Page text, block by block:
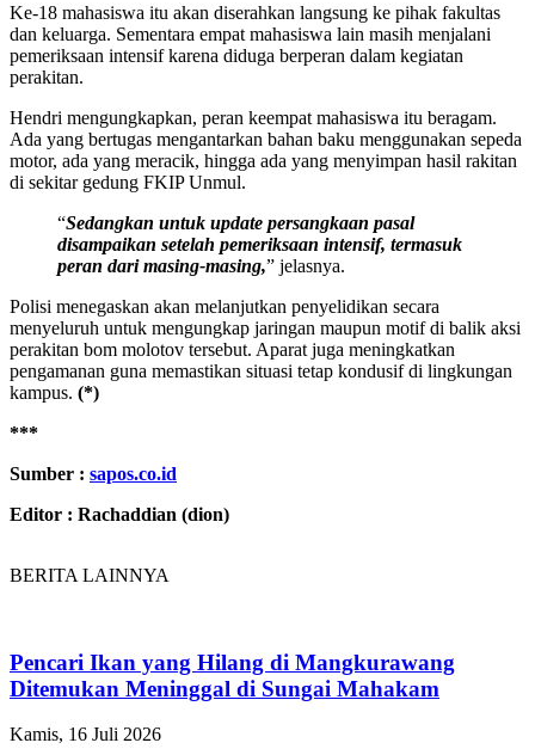
Ke-18 mahasiswa itu akan diserahkan langsung ke pihak fakultas
dan keluarga. Sementara empat mahasiswa lain masih menjalani
pemeriksaan intensif karena diduga berperan dalam kegiatan
perakitan.
Hendri mengungkapkan, peran keempat mahasiswa itu beragam.
Ada yang bertugas mengantarkan bahan baku menggunakan sepeda
motor, ada yang meracik, hingga ada yang menyimpan hasil rakitan
di sekitar gedung FKIP Unmul.
“Sedangkan untuk update persangkaan pasal
disampaikan setelah pemeriksaan intensif, termasuk
peran dari masing-masing,” jelasnya.
Polisi menegaskan akan melanjutkan penyelidikan secara
menyeluruh untuk mengungkap jaringan maupun motif di balik aksi
perakitan bom molotov tersebut. Aparat juga meningkatkan
pengamanan guna memastikan situasi tetap kondusif di lingkungan
kampus. (*)
***
Sumber : sapos.co.id
Editor : Rachaddian (dion)
BERITA LAINNYA
Pencari Ikan yang Hilang di Mangkurawang
Ditemukan Meninggal di Sungai Mahakam
Kamis, 16 Juli 2026